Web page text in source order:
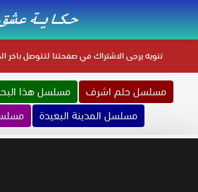
تنويهيرجى الاشتراك في صفحتنا لتتوصل باخر
مسلسل حلم اشرف
مسلسل هذا
مسلسل المدينة البعيدة